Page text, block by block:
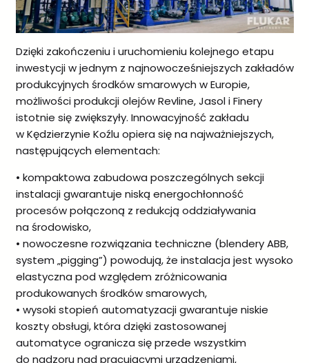
Dzięki zakończeniu i uruchomieniu kolejnego etapu
inwestycji w jednym z najnowocześniejszych zakładów
produkcyjnych środków smarowych w Europie,
możliwości produkcji olejów Revline, Jasol i Finery
istotnie się zwiększyły. Innowacyjność zakładu
w Kędzierzynie Koźlu opiera się na najważniejszych,
następujących elementach:
• kompaktowa zabudowa poszczególnych sekcji
instalacji gwarantuje niską energochłonność
procesów połączoną z redukcją oddziaływania
na środowisko,
• nowoczesne rozwiązania techniczne (blendery ABB,
system „pigging”) powodują, że instalacja jest wysoko
elastyczna pod względem zróżnicowania
produkowanych środków smarowych,
• wysoki stopień automatyzacji gwarantuje niskie
koszty obsługi, która dzięki zastosowanej
automatyce ogranicza się przede wszystkim
do nadzoru nad pracującymi urządzeniami,